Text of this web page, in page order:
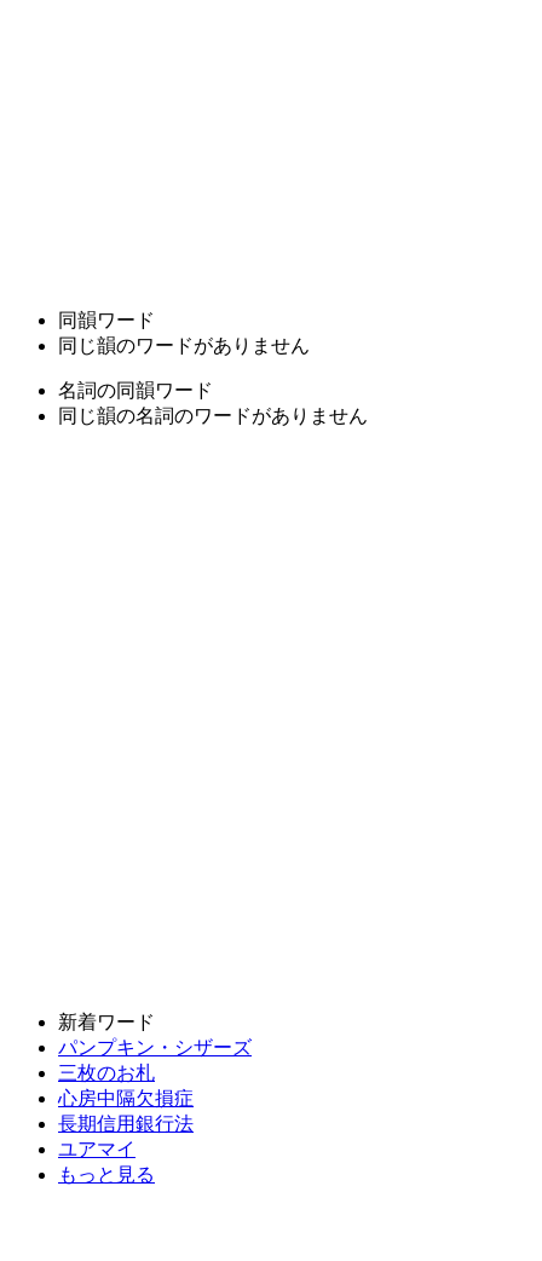
同韻ワード
同じ韻のワードがありません
名詞の同韻ワード
同じ韻の名詞のワードがありません
新着ワード
パンプキン・シザーズ
三枚のお札
心房中隔欠損症
長期信用銀行法
ユアマイ
もっと見る